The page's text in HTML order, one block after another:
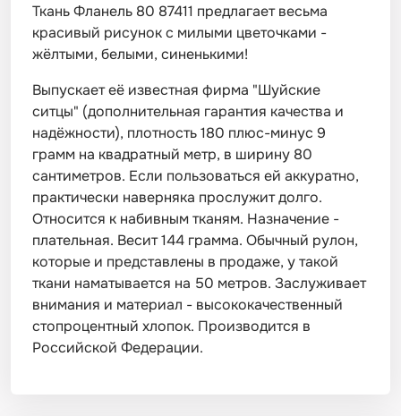
Ткань Фланель 80 87411 предлагает весьма
красивый рисунок с милыми цветочками -
жёлтыми, белыми, синенькими!
Выпускает её известная фирма "Шуйские
ситцы" (дополнительная гарантия качества и
надёжности), плотность 180 плюс-минус 9
грамм на квадратный метр, в ширину 80
сантиметров. Если пользоваться ей аккуратно,
практически наверняка прослужит долго.
Относится к набивным тканям. Назначение -
плательная. Весит 144 грамма. Обычный рулон,
которые и представлены в продаже, у такой
ткани наматывается на 50 метров. Заслуживает
внимания и материал - высококачественный
стопроцентный хлопок. Производится в
Российской Федерации.